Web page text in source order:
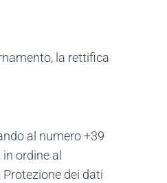
la rettifica
al numero +39
ordine al
dei dati